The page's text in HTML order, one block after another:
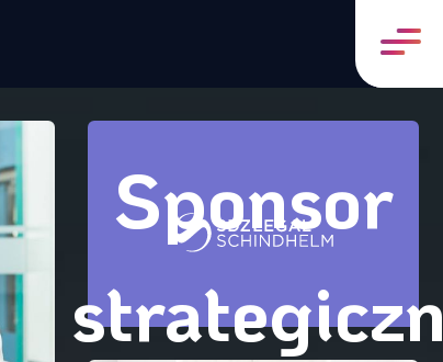
Sponsor